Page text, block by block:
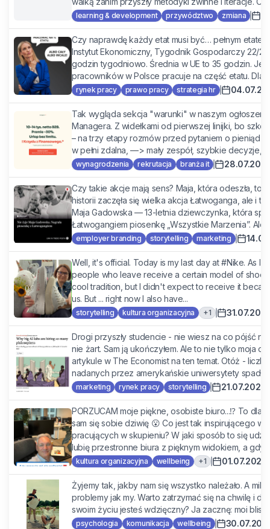
learning & development przywództwo zmiana
Czy naprawdę każdy etat musi być… pełnym
Instytut Ekonomiczny, Tygodnik Gospodarczy 22/
godzin tygodniowo. Średnia w UE to 35 godzin.
pracowników w Polsce pracuje na część etatu. Dla
rynek pracy prawo pracy strategia hr
Tak wygląda sekcja "warunki" w naszym
Managera. Z widełkami od pierwszej linijki, bo
– na trzy etapy rozmów przed pytaniem o
w pełni zdalna, —> mały zespół, szybkie decyzje,
wynagrodzenia rekrutacja branża it
Czy takie akcje mają sens? Maja, która odeszła, to
historii zaczęła się wielka akcja Łatwoganga, ale i
Maja Gadowska — 13-letnia dziewczynka, która
Łatwogangiem piosenkę „Wszystkie Marzenia”. Ale
employer branding storytelling marketing
Well, it's official. Today is my last day at #Nike. As I
people who leave receive a certain model of shoe
cool tradition, but I didn't expect to receive it
us. But ... right now I also have...
storytelling kultura organizacyjna +1
Drogi przyszły studencie - nie wiesz na co pójść na
nie żart. Sam ją ukończyłem. Ale to nie tylko moja
artykule w The Economist na ten temat. Otóż -
nadanych przez amerykańskie uniwersytety spadła
marketing rynek pracy storytelling 21.07.2026
PORZUCAM moje piękne, osobiste biuro...⁉️ To dla
sam się sobie dziwię 😮 Co jest tak inspirującego w
pracujących w skupieniu? W jaki sposób to się
lubię przestronne biura z pięknym widokiem, a gdy
kultura organizacyjna wellbeing +1 01.07.2026
Żyjemy tak, jakby nam się wszystko należało. A
problemy jak my. Warto zatrzymać się na chwilę i
swoim życiu jesteś wdzięczny? Ja zacznę: moi
psychologia komunikacja wellbeing